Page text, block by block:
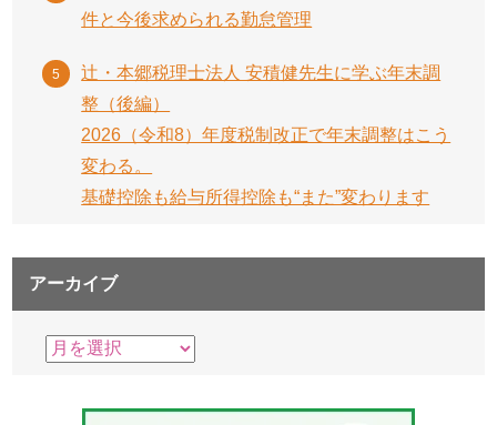
件と今後求められる勤怠管理
辻・本郷税理士法人 安積健先生に学ぶ年末調
整（後編）
2026（令和8）年度税制改正で年末調整はこう
変わる。
基礎控除も給与所得控除も“また”変わります
アーカイブ